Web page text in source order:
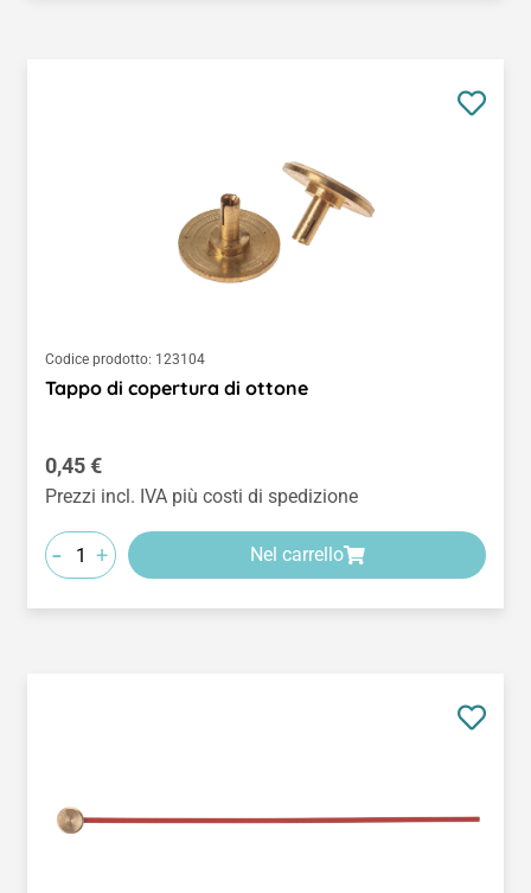
Codice prodotto: 123104
Tappo di copertura di ottone
Prezzo normale:
0,45 €
Prezzi incl. IVA più costi di spedizione
- + Nel carrello